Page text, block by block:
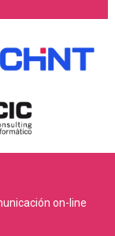
on-line